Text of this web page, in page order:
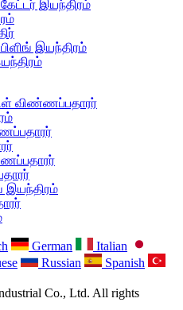
இயந்திரம்
இயந்திரம்
விண்ணப்பதாரர்
இயந்திரம்
German
Italian
Russian
Spanish
Co., Ltd. All rights